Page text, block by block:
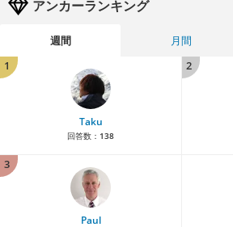
アンカーランキング
週間 月間
1
Taku
回答数： 138
2
3
Paul